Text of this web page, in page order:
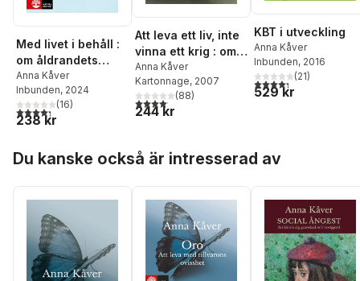
Med livet i behåll :
om åldrandets
frihet och förluster
Anna Kåver
Inbunden, 2024
4,3utav 5 stjärnor. Totalt antal röster:
(16)
238 kr
Att leva ett liv, inte
vinna ett krig : om
acceptans
Anna Kåver
Kartonnage, 2007
4,1utav 5 stjärnor. Totalt antal röster:
(88)
244 kr
KBT i utveckling
Anna Kåver
Inbunden, 2016
4,3utav 5 stjärnor.
(21)
529 kr
Du kanske också är intresserad av